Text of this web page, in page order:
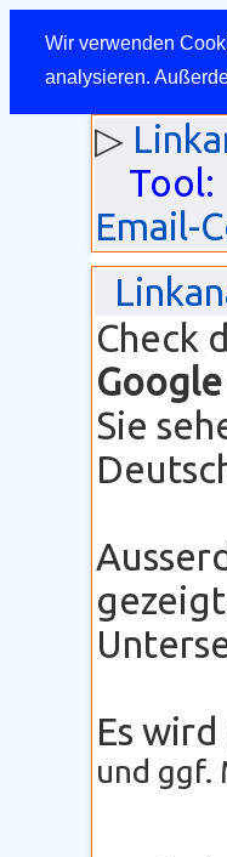
Wir verwenden
analysieren.
▷
Tool:
Email-
Check
Google
Sie
Es
und ggf.